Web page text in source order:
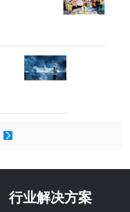
行业解决方案